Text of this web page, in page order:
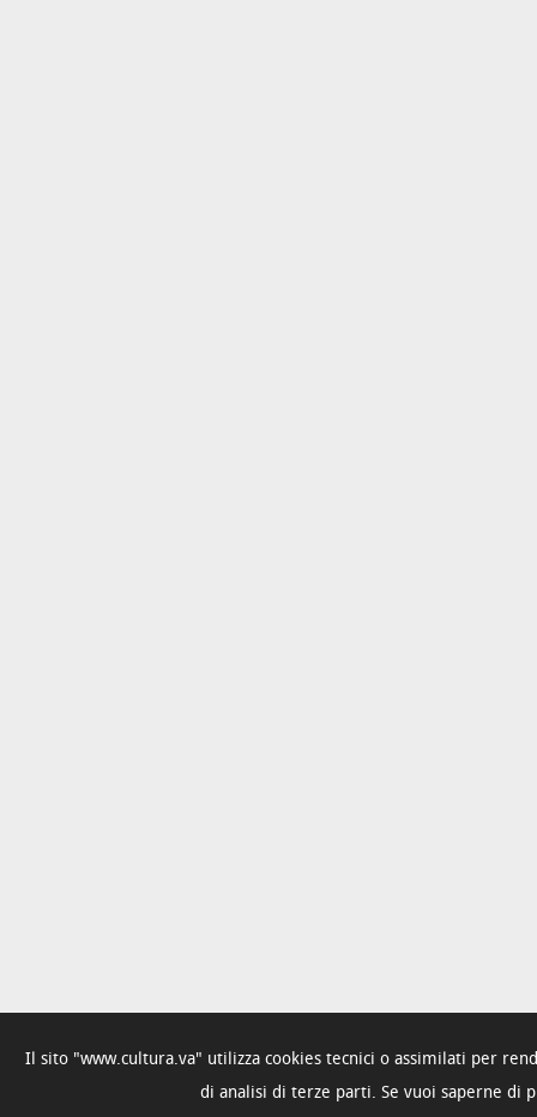
Il sito "www.cultura.va" utilizza cookies tecnici o assimilati per
di analisi di terze parti. Se vuoi saperne di